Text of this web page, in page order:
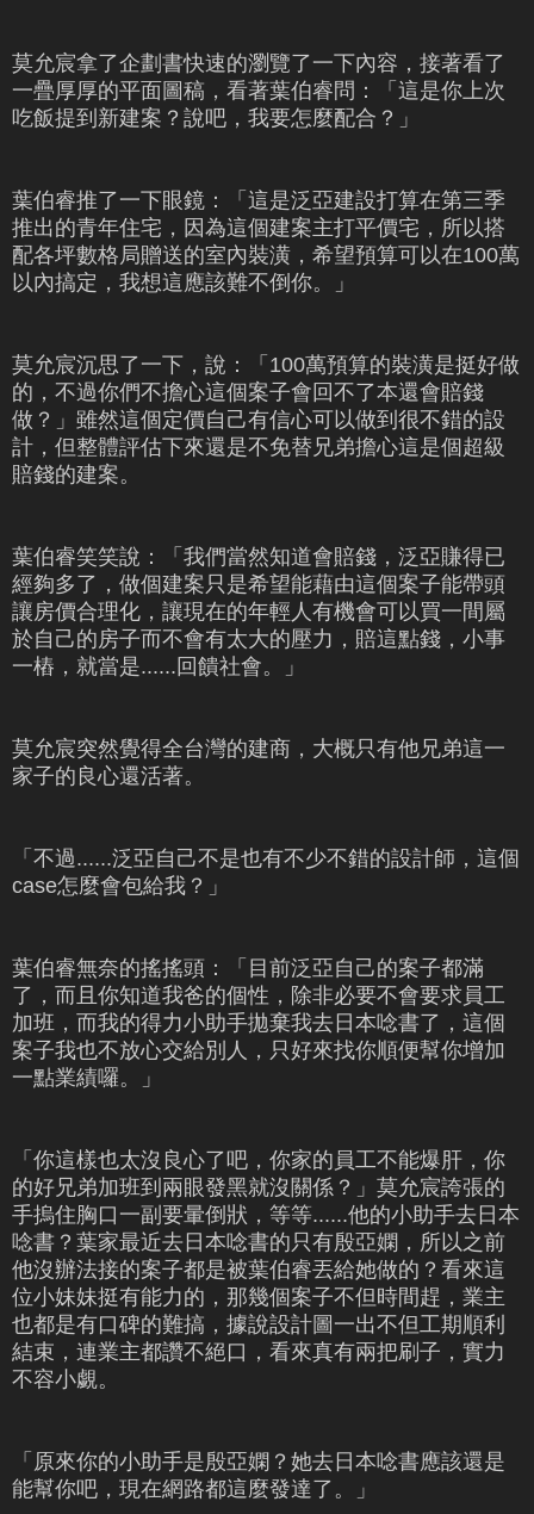
莫允宸拿了企劃書快速的瀏覽了一下內容，接著看了
一疊厚厚的平面圖稿，看著葉伯睿問：「這是你上次
吃飯提到新建案？說吧，我要怎麼配合？」
葉伯睿推了一下眼鏡：「這是泛亞建設打算在第三季
推出的青年住宅，因為這個建案主打平價宅，所以搭
配各坪數格局贈送的室內裝潢，希望預算可以在100萬
以內搞定，我想這應該難不倒你。」
莫允宸沉思了一下，說：「100萬預算的裝潢是挺好做
的，不過你們不擔心這個案子會回不了本還會賠錢
做？」雖然這個定價自己有信心可以做到很不錯的設
計，但整體評估下來還是不免替兄弟擔心這是個超級
賠錢的建案。
葉伯睿笑笑說：「我們當然知道會賠錢，泛亞賺得已
經夠多了，做個建案只是希望能藉由這個案子能帶頭
讓房價合理化，讓現在的年輕人有機會可以買一間屬
於自己的房子而不會有太大的壓力，賠這點錢，小事
一樁，就當是......回饋社會。」
莫允宸突然覺得全台灣的建商，大概只有他兄弟這一
家子的良心還活著。
「不過......泛亞自己不是也有不少不錯的設計師，這個
case怎麼會包給我？」
葉伯睿無奈的搖搖頭：「目前泛亞自己的案子都滿
了，而且你知道我爸的個性，除非必要不會要求員工
加班，而我的得力小助手拋棄我去日本唸書了，這個
案子我也不放心交給別人，只好來找你順便幫你增加
一點業績囉。」
「你這樣也太沒良心了吧，你家的員工不能爆肝，你
的好兄弟加班到兩眼發黑就沒關係？」莫允宸誇張的
手摀住胸口一副要暈倒狀，等等......他的小助手去日本
唸書？葉家最近去日本唸書的只有殷亞嫻，所以之前
他沒辦法接的案子都是被葉伯睿丟給她做的？看來這
位小妹妹挺有能力的，那幾個案子不但時間趕，業主
也都是有口碑的難搞，據說設計圖一出不但工期順利
結束，連業主都讚不絕口，看來真有兩把刷子，實力
不容小覷。
「原來你的小助手是殷亞嫻？她去日本唸書應該還是
能幫你吧，現在網路都這麼發達了。」